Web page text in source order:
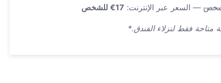
— السعر عبر الإنترنت: 17€ للشخص
متاحة فقط لنزلاء الفندق.*